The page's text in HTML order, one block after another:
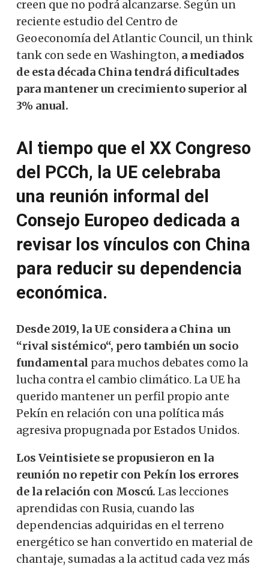
creen que no podrá alcanzarse. Según un
reciente estudio del Centro de
Geoeconomía del Atlantic Council, un think
tank con sede en Washington, a mediados
de esta década China tendrá dificultades
para mantener un crecimiento superior al
3% anual.
Al tiempo que el XX Congreso
del PCCh, la UE celebraba
una reunión informal del
Consejo Europeo dedicada a
revisar los vínculos con China
para reducir su dependencia
económica.
Desde 2019, la UE considera a China un
“rival sistémico“, pero también un socio
fundamental para muchos debates como la
lucha contra el cambio climático. La UE ha
querido mantener un perfil propio ante
Pekín en relación con una política más
agresiva propugnada por Estados Unidos.
Los Veintisiete se propusieron en la
reunión no repetir con Pekín los errores
de la relación con Moscú. Las lecciones
aprendidas con Rusia, cuando las
dependencias adquiridas en el terreno
energético se han convertido en material de
chantaje, sumadas a la actitud cada vez más